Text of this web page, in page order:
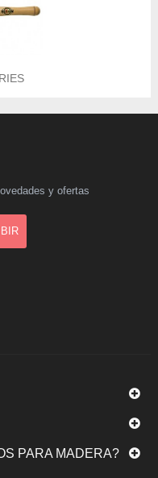
y ofertas
PARA MADERA?